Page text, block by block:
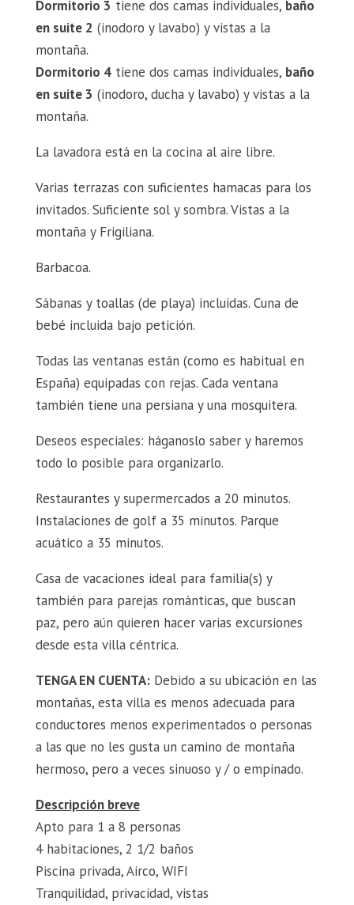
Dormitorio 3 tiene dos camas individuales, baño
en suite 2 (inodoro y lavabo) y vistas a la
montaña.
Dormitorio 4tiene dos camas individuales, baño
en suite 3 (inodoro, ducha y lavabo) y vistas a la
montaña.
La lavadora está en la cocina al aire libre.
Varias terrazas con suficientes hamacas para los
invitados. Suficiente sol y sombra. Vistas a la
montaña y Frigiliana.
Barbacoa.
Sábanas y toallas (de playa) incluidas. Cuna de
bebé incluida bajo petición.
Todas las ventanas están (como es habitual en
España) equipadas con rejas. Cada ventana
también tiene una persiana y una mosquitera.
Deseos especiales: háganoslo saber y haremos
todo lo posible para organizarlo.
Restaurantes y supermercados a 20 minutos.
Instalaciones de golf a 35 minutos. Parque
acuático a 35 minutos.
Casa de vacaciones ideal para familia(s) y
también para parejas románticas, que buscan
paz, pero aún quieren hacer varias excursiones
desde esta villa céntrica.
TENGA EN CUENTA:Debido a su ubicación en las
montañas, esta villa es menos adecuada para
conductores menos experimentados o personas
a las que no les gusta un camino de montaña
hermoso, pero a veces sinuoso y / o empinado.
Descripción breve
Apto para 1 a 8 personas
4 habitaciones, 2 1/2 baños
Piscina privada, Airco, WIFI
Tranquilidad, privacidad, vistas